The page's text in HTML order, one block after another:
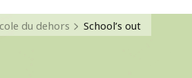
du dehors School’s out